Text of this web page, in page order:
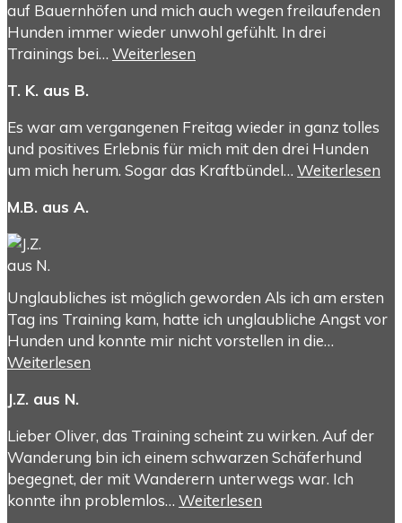
auf Bauernhöfen und mich auch wegen freilaufenden
Hunden immer wieder unwohl gefühlt. In drei
Trainings bei… Weiterlesen
T. K. aus B.
Es war am vergangenen Freitag wieder in ganz tolles
und positives Erlebnis für mich mit den drei Hunden
um mich herum. Sogar das Kraftbündel… Weiterlesen
M.B. aus A.
Unglaubliches ist möglich geworden Als ich am ersten
Tag ins Training kam, hatte ich unglaubliche Angst vor
Hunden und konnte mir nicht vorstellen in die…
Weiterlesen
J.Z. aus N.
Lieber Oliver, das Training scheint zu wirken. Auf der
Wanderung bin ich einem schwarzen Schäferhund
begegnet, der mit Wanderern unterwegs war. Ich
konnte ihn problemlos… Weiterlesen